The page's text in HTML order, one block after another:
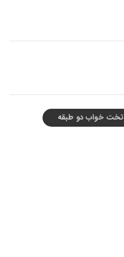
تخت خواب دو طبقه